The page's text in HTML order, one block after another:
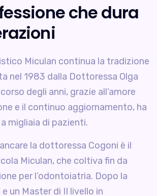
che dura
Miculan continua la tradizione
nel 1983 dalla Dottoressa Olga
degli anni, grazie all’amore
e il continuo aggiornamento, ha
migliaia di pazienti.
la dottoressa Cogoni è il
Miculan, che coltiva fin da
per l’odontoiatria. Dopo la
un Master di II livello in